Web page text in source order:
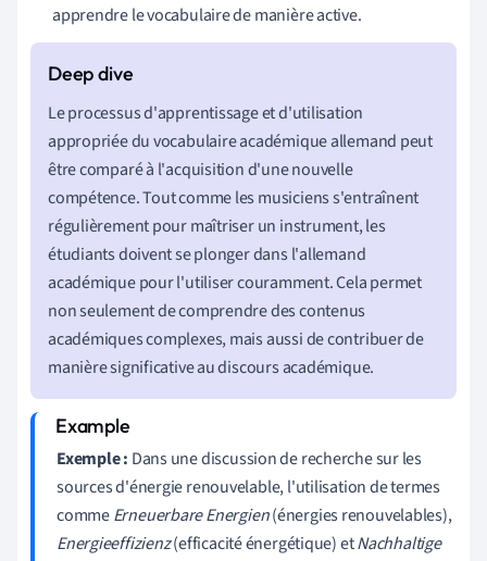
apprendre le vocabulaire de manière active.
Le processus d'apprentissage et d'utilisation
appropriée du vocabulaire académique allemand peut
être comparé à l'acquisition d'une nouvelle
compétence. Tout comme les musiciens s'entraînent
régulièrement pour maîtriser un instrument, les
étudiants doivent se plonger dans l'allemand
académique pour l'utiliser couramment. Cela permet
non seulement de comprendre des contenus
académiques complexes, mais aussi de contribuer de
manière significative au discours académique.
Exemple : Dans une discussion de recherche sur les
sources d'énergie renouvelable, l'utilisation de termes
commeErneuerbare Energien(énergies renouvelables),
Energieeffizienz(efficacité énergétique) etNachhaltige